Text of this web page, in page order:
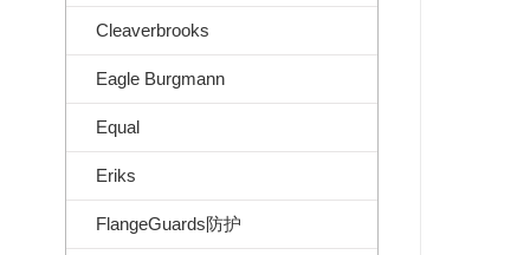
Cleaverbrooks
Eagle Burgmann
Equal
Eriks
FlangeGuards防护